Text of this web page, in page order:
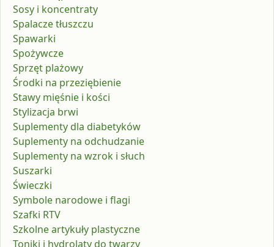
Sosy i koncentraty
Spalacze tłuszczu
Spawarki
Spożywcze
Sprzęt plażowy
Środki na przeziębienie
Stawy mięśnie i kości
Stylizacja brwi
Suplementy dla diabetyków
Suplementy na odchudzanie
Suplementy na wzrok i słuch
Suszarki
Świeczki
Symbole narodowe i flagi
Szafki RTV
Szkolne artykuły plastyczne
Toniki i hydrolaty do twarzy